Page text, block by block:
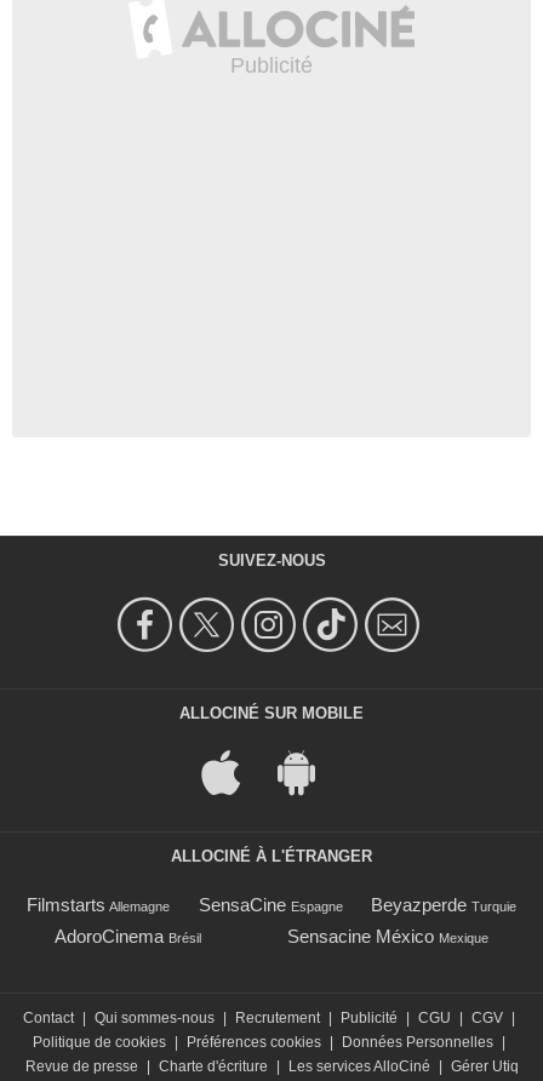
SUIVEZ-NOUS
ALLOCINÉ SUR MOBILE
ALLOCINÉ À L'ÉTRANGER
Filmstarts Allemagne SensaCine Espagne Beyazperde Turquie
AdoroCinema Brésil Sensacine México Mexique
Contact | Qui sommes-nous | Recrutement | Publicité | CGU | CGV |
Politique de cookies | Préférences cookies | Données Personnelles |
Revue de presse
| Charte d'écriture | Les services AlloCiné | Gérer Utiq